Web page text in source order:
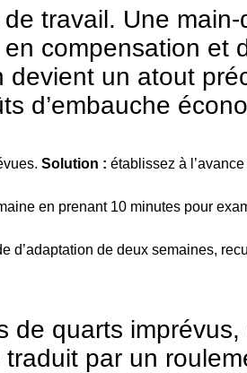
travail. Une
compensation et
un atout
d’embauche
Solution : établissez à
en prenant 10 minutes pour
d’adaptation de deux semaines,
de quarts
par un